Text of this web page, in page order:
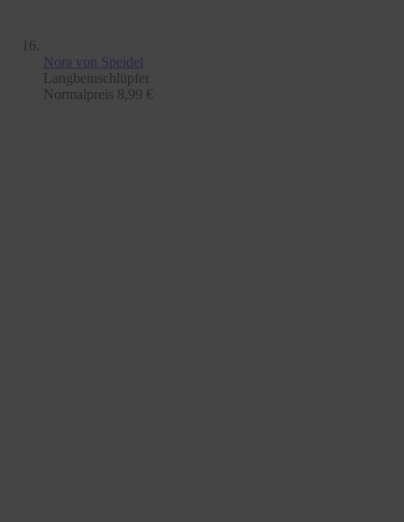
Nora von Speidel
Langbeinschlüpfer
Normalpreis 8,99 €